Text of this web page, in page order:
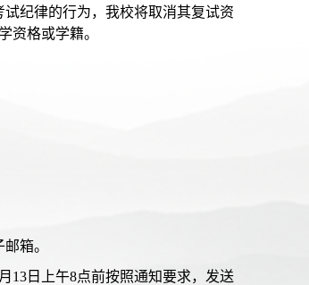
纪律的行为，我校将取消其复试资
资格或学籍。
箱。
13日上午8点前按照通知要求，发送